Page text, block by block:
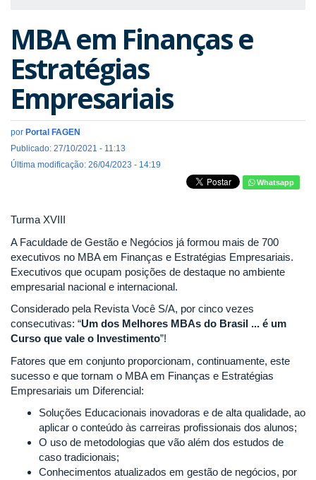
MBA em Finanças e
Estratégias
Empresariais
por Portal FAGEN
Publicado: 27/10/2021 - 11:13
Última modificação: 26/04/2023 - 14:19
Whatsapp
Turma XVIII
A Faculdade de Gestão e Negócios já formou mais de 700
executivos no MBA em Finanças e Estratégias Empresariais.
Executivos que ocupam posições de destaque no ambiente
empresarial nacional e internacional.
Considerado pela Revista Você S/A, por cinco vezes
consecutivas: “Um dos Melhores MBAs do Brasil ... é um
Curso que vale o Investimento”!
Fatores que em conjunto proporcionam, continuamente, este
sucesso e que tornam o MBA em Finanças e Estratégias
Empresariais um Diferencial:
Soluções Educacionais inovadoras e de alta qualidade, ao
aplicar o conteúdo às carreiras profissionais dos alunos;
O uso de metodologias que vão além dos estudos de
caso tradicionais;
Conhecimentos atualizados em gestão de negócios, por